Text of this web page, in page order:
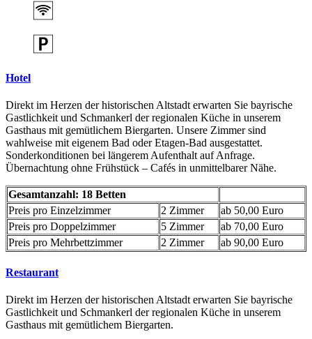
Hotel
Direkt im Herzen der historischen Altstadt erwarten Sie bayrische
Gastlichkeit und Schmankerl der regionalen Küche in unserem
Gasthaus mit gemütlichem Biergarten. Unsere Zimmer sind
wahlweise mit eigenem Bad oder Etagen-Bad ausgestattet.
Sonderkonditionen bei längerem Aufenthalt auf Anfrage.
Übernachtung ohne Frühstück – Cafés in unmittelbarer Nähe.
Gesamtanzahl: 18 Betten
Preis pro Einzelzimmer
2 Zimmer
ab 50,00 Euro
Preis pro Doppelzimmer
5 Zimmer
ab 70,00 Euro
Preis pro Mehrbettzimmer
2 Zimmer ab 90,00 Euro
Restaurant
Direkt im Herzen der historischen Altstadt erwarten Sie bayrische
Gastlichkeit und Schmankerl der regionalen Küche in unserem
Gasthaus mit gemütlichem Biergarten.